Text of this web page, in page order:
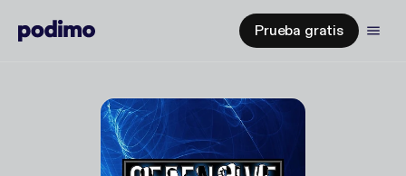
Prueba gratis